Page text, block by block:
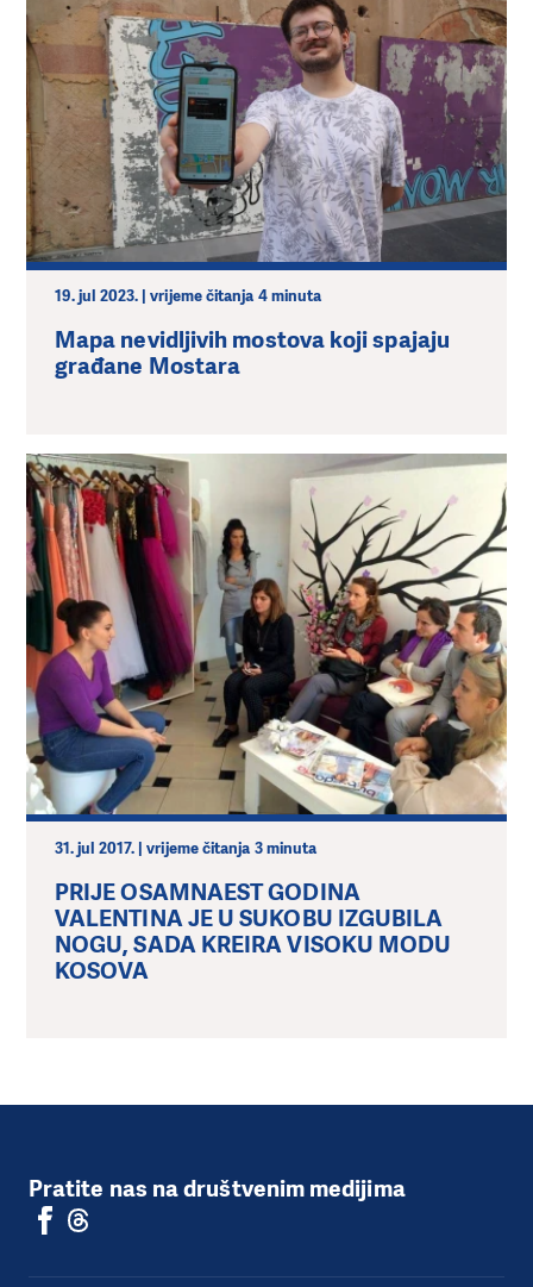
19. jul 2023. | vrijeme čitanja 4 minuta
Mapa nevidljivih mostova koji spajaju
građane Mostara
31. jul 2017. | vrijeme čitanja 3 minuta
PRIJE OSAMNAEST GODINA
VALENTINA JE U SUKOBU IZGUBILA
NOGU, SADA KREIRA VISOKU MODU
KOSOVA
Pratite nas na društvenim medijima